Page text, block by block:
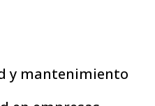
y mantenimiento